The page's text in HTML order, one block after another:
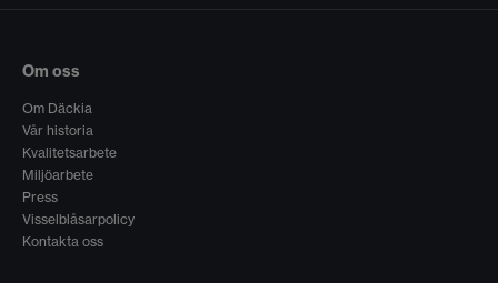
Om oss
Om Däckia
Vår historia
Kvalitetsarbete
Miljöarbete
Press
Visselblåsarpolicy
Kontakta oss